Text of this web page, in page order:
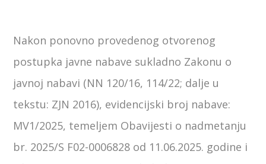
Nakon ponovno provedenog otvorenog
postupka javne nabave sukladno Zakonu o
javnoj nabavi (NN 120/16, 114/22; dalje u
tekstu: ZJN 2016), evidencijski broj nabave:
MV1/2025, temeljem Obavijesti o nadmetanju
br. 2025/S F02-0006828 od 11.06.2025. godine i